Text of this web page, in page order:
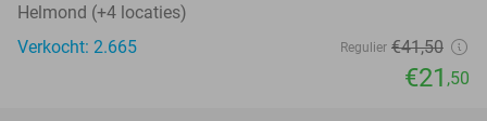
Helmond (+4 locaties)
Verkocht: 2.665
Regulier €41,50
€21 ,50